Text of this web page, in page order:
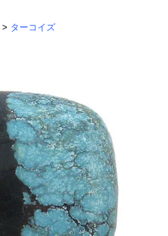
> ターコイズ